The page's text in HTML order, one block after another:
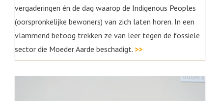
vergaderingen én de dag waarop de Indigenous Peoples
(oorspronkelijke bewoners) van zich laten horen. In een
vlammend betoog trekken ze van leer tegen de fossiele
sector die Moeder Aarde beschadigt. >>